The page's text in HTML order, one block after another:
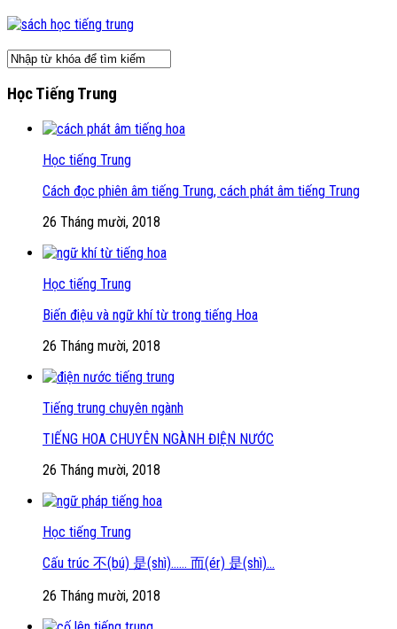
Học Tiếng Trung
Học tiếng Trung
Cách đọc phiên âm tiếng Trung, cách phát âm tiếng Trung
26 Tháng mười, 2018
Học tiếng Trung
Biến điệu và ngữ khí từ trong tiếng Hoa
26 Tháng mười, 2018
Tiếng trung chuyên ngành
TIẾNG HOA CHUYÊN NGÀNH ĐIỆN NƯỚC
26 Tháng mười, 2018
Học tiếng Trung
Cấu trúc 不(bú) 是(shì)…… 而(ér) 是(shì)…
26 Tháng mười, 2018